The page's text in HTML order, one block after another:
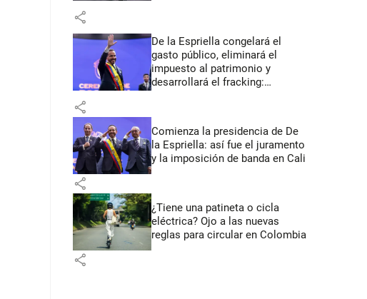
share
De la Espriella congelará el
gasto público, eliminará el
impuesto al patrimonio y
desarrollará el fracking:
share
Comienza la presidencia de De
la Espriella: así fue el juramento
y la imposición de banda en Cali
share
¿Tiene una patineta o cicla
eléctrica? Ojo a las nuevas
reglas para circular en Colombia
share